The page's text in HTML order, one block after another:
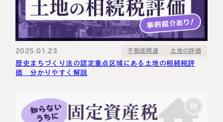
2025.01.23 不動産関連 土地の評価
歴史まちづくり法の認定重点区域にある土地の相続税評
価 分かりやすく解説